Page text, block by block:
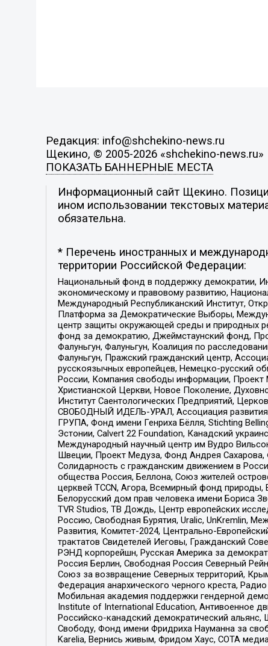
Редакция: info@shchekino-news.ru
Щекино, © 2005-2026 «shchekino-news.ru»
ПОКАЗАТЬ БАННЕРНЫЕ МЕСТА
Информационный сайт Щекино.
ином использовании текстовых
обязательна.
* Перечень иностранных и
территории Российской Федерации:
Национальный фонд в поддержку демократии,
экономическому и правовому развитию,
Международный Республиканский Институт,
Платформа за Демократические Выборы,
центр защиты окружающей среды и природных
фонд за демократию, Джеймстаунский фонд,
Фалуньгун, Фалуньгун, Коалиция по
Фалуньгун, Пражский гражданский центр,
русскоязычных европейцев, Немецко-русский
России, Компания свободы информации, Проект
Христианской Церкви, Новое Поколение,
Институт Саентологических Предприятий,
СВОБОДНЫЙ ИДЕЛЬ-УРАЛ, Ассоциация
ГРУПА, Фонд имени Генриха Бёлля, Stichting
Эстонии, Calvert 22 Foundation, Канадский
Международный научный центр им Вудро
Швеции, Проект Медуза, Фонд Андрея
Солидарность с гражданским движением в
общества Россия, Беллона, Союз жителей
церквей TCCN, Агора, Всемирный фонд
Белорусский дом прав человека имени Бориса
TVR Studios, ТВ Дождь, Центр европейских
Россию, Свободная Бурятия, Uralic, UnKremlin,
Развития, Комитет-2024, Центрально-
трактатов Свидетелей Иеговы, Гражданский
РЭНД корпорейшн, Русская Америка за
Россия Берлин, Свободная Россия Северный
Союз за возвращение Северных территорий,
Федерация анархического черного креста,
Мобильная академия поддержки гендерной
Institute of International Education, Антивоенное
Российско-канадский демократический
Свободу, Фонд имени Фридриха Науманна за
Karelia, Вернись живым, Фридом Хаус, СОТА